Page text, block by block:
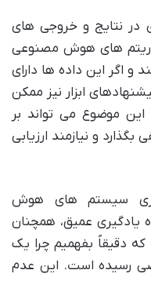
در نتایج و خروجی های
های هوش مصنوعی
اگر این داده ها دارای
ابزار نیز ممکن
این موضوع می تواند بر
و نیازمند ارزیابی
سیستم های هوش
یادگیری عمیق، همچنان
دقیقاً بفهمیم چرا یک
رسیده است. این عدم